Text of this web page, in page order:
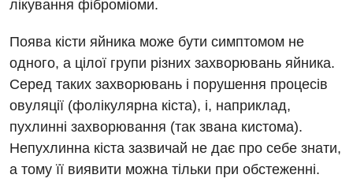
Кардіологія
Мамологія
Медична психологія
Неврологія
Онкологічне відділлення
Оториноларингологія
лікування фіброміоми.
Поява кісти яйника може бути симптомом не
одного, а цілої групи різних захворювань яйника.
Серед таких захворювань і порушення процесів
овуляції (фолікулярна кіста), і, наприклад,
пухлинні захворювання (так звана кистома).
Непухлинна кіста зазвичай не дає про себе знати,
а тому її виявити можна тільки при обстеженні.